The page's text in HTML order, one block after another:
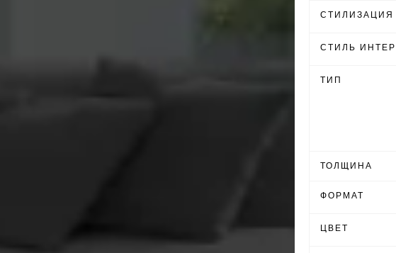
СТИЛИЗАЦИЯ
СТИЛЬ
ТИП
ТОЛЩИНА
ФОРМАТ
ЦВЕТ